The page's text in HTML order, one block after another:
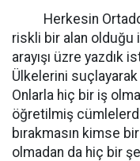
Herkesin
riskli bir alan olduğu
arayışı üzre yazdık
Ülkelerini suçlayarak
Onlarla hiç bir iş
öğretilmiş
bırakmasın kimse
olmadan da hiç bir